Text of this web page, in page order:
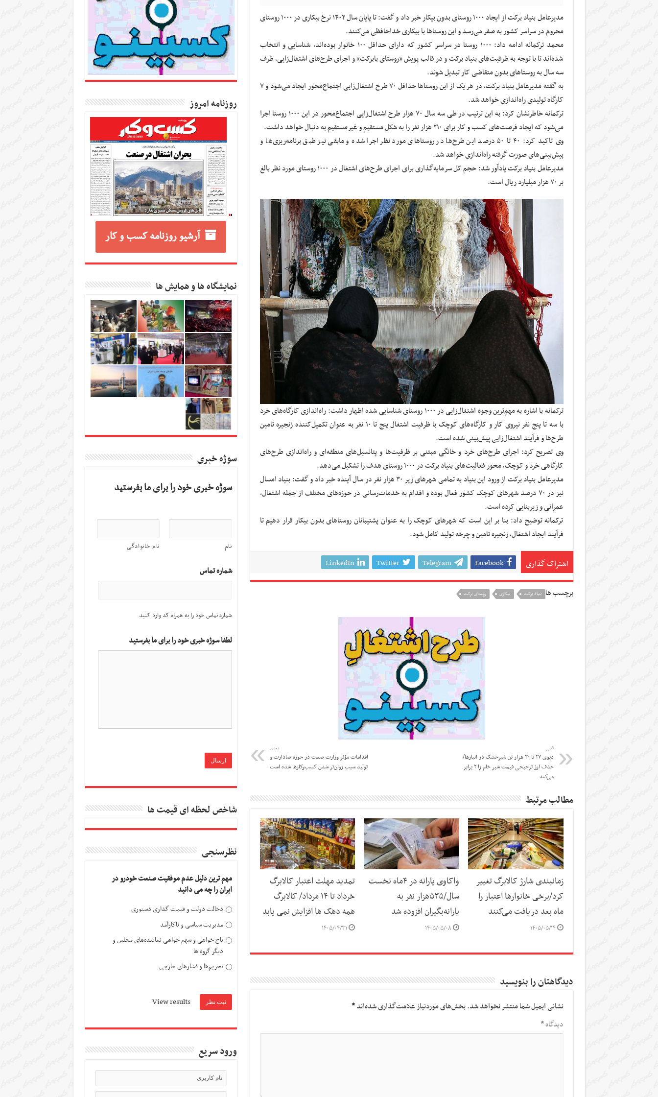
مدیرعامل بنیاد برکت از ایجاد ۱۰۰۰ روستای بدون بیکار خبر داد و گفت: تا پایان سال ۱۴۰۲ نرخ بیکاری در ۱۰۰۰ روستای
محروم در سراسر کشور به صفر می‌رسد و این روستاها با بیکاری خداحافظی می‌کنند.
محمد ترکمانه ادامه داد: ۱۰۰۰ روستا در سراسر کشور که دارای حداقل ۱۰۰ خانوار بوده‌اند، شناسایی و انتخاب
شده‌اند تا با توجه به ظرفیت‌های بنیاد برکت و در قالب پویش «روستای بابرکت» و اجرای طرح‌های اشتغال‌زایی، ظرف
سه سال به روستاهای بدون متقاضی کار تبدیل شوند.
به گفته مدیرعامل بنیاد برکت، در هر یک از این روستاها حداقل ۷۰ طرح اشتغال‌زایی اجتماع‌محور ایجاد می‌شود و ۷
کارگاه تولیدی راه‌اندازی خواهد شد.
ترکمانه خاطرنشان کرد: به این ترتیب در طی سه سال ۷۰ هزار طرح اشتغال‌زایی اجتماع‌محور در این ۱۰۰۰ روستا اجرا
می‌شود که ایجاد فرصت‌های کسب و کار برای ۲۱۰ هزار نفر را به شکل مستقیم و غیرمستقیم به دنبال خواهد داشت.
وی تاکید کرد: ۴۰ تا ۵۰ درصد این طرح‌ها در روستاهای مورد نظر اجرا شده و مابقی نیز طبق برنامه‌ریزی‌ها و
پیش‌بینی‌های صورت گرفته راه‌اندازی خواهد شد.
مدیرعامل بنیاد برکت یادآور شد: حجم کل سرمایه‌گذاری برای اجرای طرح‌های اشتغال در ۱۰۰۰ روستای مورد نظر بالغ
بر ۷۰ هزار میلیارد ریال است.
ترکمانه با اشاره به مهم‌ترین وجوه اشتغال‌زایی در ۱۰۰۰ روستای شناسایی شده اظهار داشت: راه‌اندازی کارگاه‌های خرد
با سه تا پنج نفر نیروی کار و کارگاه‌های کوچک با ظرفیت اشتغال پنج تا ۱۰ نفر به عنوان تکمیل‌کننده زنجیره تامین
طرح‌ها و فرآیند اشتغال‌زایی پیش‌بینی شده است.
وی تصریح کرد: اجرای طرح‌های خرد و خانگی مبتنی بر ظرفیت‌ها و پتانسیل‌های منطقه‌ای و راه‌اندازی طرح‌های
کارگاهی خرد و کوچک، محور فعالیت‌های بنیاد برکت در ۱۰۰۰ روستای هدف را تشکیل می‌دهد.
مدیرعامل بنیاد برکت از ورود این بنیاد به تمامی شهرهای زیر ۳۰ هزار نفر در سال آینده خبر داد و گفت: بنیاد امسال
نیز در ۷۰ درصد شهرهای کوچک کشور فعال بوده و اقدام به خدمات‌رسانی در حوزه‌های مختلف از جمله اشتغال،
عمرانی و زیربنایی کرده است.
ترکمانه توضیح داد: بنا بر این است که شهرهای کوچک را به عنوان پشتیبانان روستاهای بدون بیکار قرار دهیم تا
فرآیند ایجاد اشتغال، زنجیره تامین و چرخه تولید کامل شود.
اشتراک گذاری Facebook
Telegram
Twitter
LinkedIn
برچسب ها بنیاد برکت بیکاری روستای برکت
قبلی
دپوی ۲۷ تا ۳۰ هزار تن شیرخشک در انبارها/
حذف ارز ترجیحی قیمت شیر خام را ۲ برابر
می‌کند
بعدی
اقدامات مؤثر وزارت صمت در حوزه صادارت و
تولید سبب روان‌تر شدن کسب‌وکارها شده است
مطالب مرتبط
زمانبندی شارژ کالابرگ تغییر
کرد/برخی خانوارها اعتبار را
ماه بعد دریافت می‌کنند
۱۴۰۵/۰۵/۱۴
واکاوی یارانه در ۴ماه نخست
سال/۵۳۵هزار نفر به
یارانه‌بگیران افزوده شد
۱۴۰۵/۰۵/۰۸
تمدید مهلت اعتبار کالابرگ
خرداد تا ۱۴ مرداد/ کالابرگ
همه دهک ها افزایش نمی یابد
۱۴۰۵/۰۴/۳۱
دیدگاهتان را بنویسید
نشانی ایمیل شما منتشر نخواهد شد.بخش‌های موردنیاز علامت‌گذاری شده‌اند*
دیدگاه*
روزنامه امروز
آرشیو روزنامه کسب و کار
نمایشگاه ها و همایش ها
سوژه خبری
سوژه خبری خود را برای ما بفرستید
نام نام خانوادگی
شماره تماس
شماره تماس خود را به همراه کد وارد کنید
لطفا سوژه خبری خود را برای ما بفرستید
شاخص لحظه ای قیمت ها
نظرسنجی
مهم ترین دلیل عدم موفقیت صنعت خودرو در
ایران را چه می دانید
دخالت دولت و قیمت گذاری دستوری
مدیریت سیاسی و ناکارآمد
باج خواهی و سهم خواهی نماینده‌های مجلس و
دیگر گروه ها
تحریم‌ها و فشارهای خارجی
View results
ورود سریع